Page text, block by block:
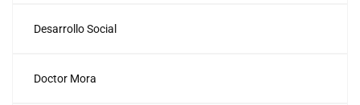
Desarrollo Social
Doctor Mora